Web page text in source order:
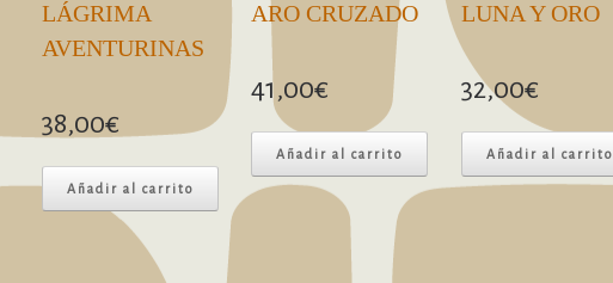
LÁGRIMA
AVENTURINAS
38,00€
Añadir al carrito
ARO CRUZADO
41,00€
Añadir al carrito
LUNA Y ORO
32,00€
Añadir al carrito